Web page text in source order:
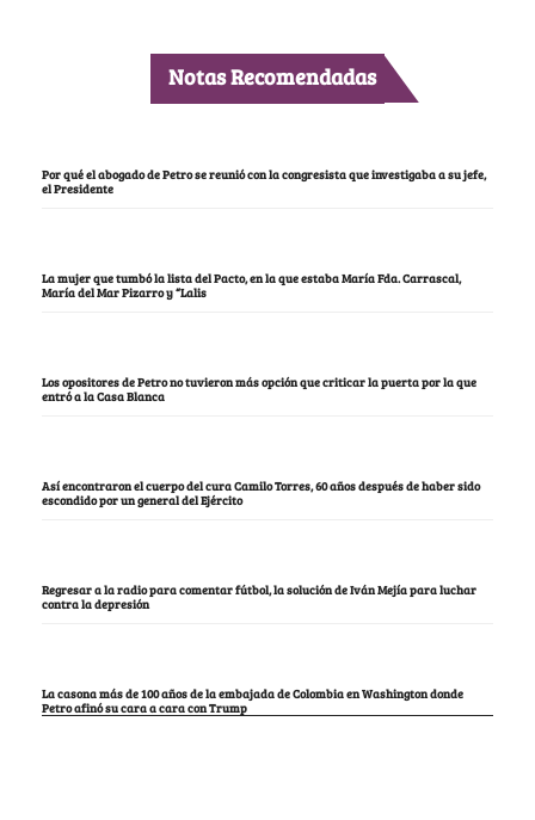
Notas Recomendadas
Por qué el abogado de Petro se reunió con la congresista que investigaba a su jefe,
el Presidente
La mujer que tumbó la lista del Pacto, en la que estaba María Fda. Carrascal,
María del Mar Pizarro y “Lalis
Los opositores de Petro no tuvieron más opción que criticar la puerta por la que
entró a la Casa Blanca
Así encontraron el cuerpo del cura Camilo Torres, 60 años después de haber sido
escondido por un general del Ejército
Regresar a la radio para comentar fútbol, la solución de Iván Mejía para luchar
contra la depresión
La casona más de 100 años de la embajada de Colombia en Washington donde
Petro afinó su cara a cara con Trump